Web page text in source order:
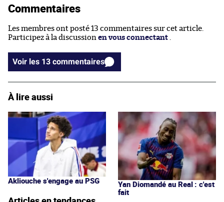
Commentaires
Les membres ont posté 13 commentaires sur cet article.
Participez à la discussion en vous connectant .
Voir les 13 commentaires
À lire aussi
Akliouche s'engage au PSG
Yan Diomandé au Real : c'est
fait